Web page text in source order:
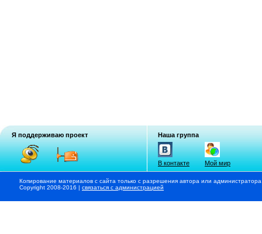
Я поддерживаю проект Наша группа
В контакте Мой мир
Копирование материалов с сайта только с разрешения автора или
Copyright 2008-2016 | связаться с администрацией